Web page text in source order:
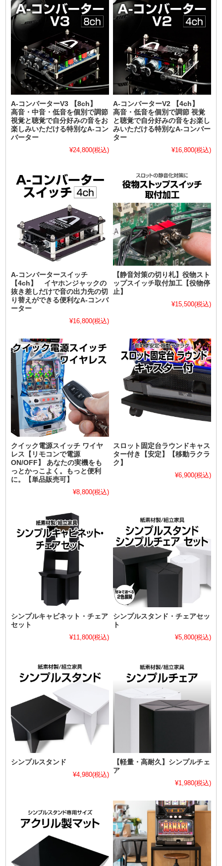
A-コンバーターV3 【8ch】
高音・中音・低音を個別で調節
視覚と聴覚で自分好みの音をお
楽しみいただける特別なA-コン
バーター
¥24,800(税込)
A-コンバーターV2 【4ch】
高音・低音を個別で調節 視覚
と聴覚で自分好みの音をお楽し
みいただける特別なA-コンバー
ター
¥16,800(税込)
A-コンバータースイッチ
【4ch】 イヤホンジャックの
抜き差しだけで音の出力先の切
り替えができる便利なA-コンバ
ーター
¥16,800(税込)
【静音対策の切り札】役物スト
ップスイッチ取付加工【役物停
止】
¥15,500(税込)
クイック電源スイッチ ワイヤ
レス【リモコンで電源
ON/OFF】 あなたの実機をも
っとかっこよく。もっと便利
に。【単品販売可】
¥8,800(税込)
スロット固定台ラウンドキャス
ター付き【安定】【移動ラクラ
ク】
¥6,900(税込)
シンプルキャビネット・チェア
セット
¥11,800(税込)
シンプルスタンド・チェアセッ
ト
¥5,800(税込)
シンプルスタンド
¥4,980(税込)
【軽量・高耐久】シンプルチェ
ア
¥1,980(税込)